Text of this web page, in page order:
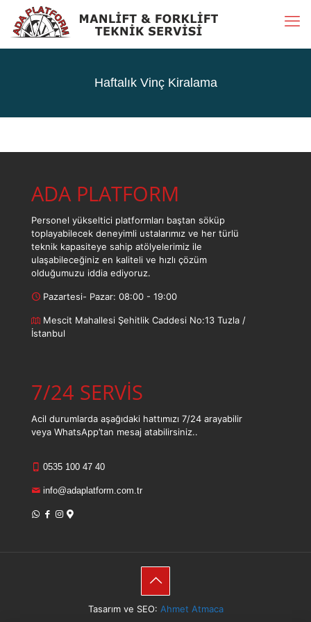
Haftalık Vinç Kiralama
ADA PLATFORM
Personel yükseltici platformları baştan söküp
toplayabilecek deneyimli ustalarımız ve her türlü
teknik kapasiteye sahip atölyelerimiz ile
ulaşabileceğiniz en kaliteli ve hızlı çözüm
olduğumuzu iddia ediyoruz.
Pazartesi- Pazar: 08:00 - 19:00
Mescit Mahallesi Şehitlik Caddesi No:13 Tuzla /
İstanbul
7/24 SERVİS
Acil durumlarda aşağıdaki hattımızı 7/24 arayabilir
veya WhatsApp’tan mesaj atabilirsiniz..
0535 100 47 40
info@adaplatform.com.tr
Tasarım ve SEO: Ahmet Atmaca